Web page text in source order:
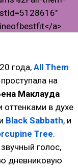
года, All Them
на
Маклауда
в духе
Black Sabbath, и
Tree.
голос,
дневниковую